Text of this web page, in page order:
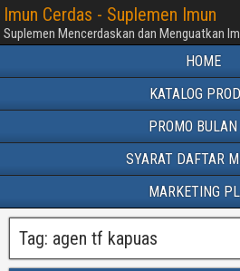
Imun Cerdas - Suplemen Imun
Suplemen Mencerdaskan dan Menguatkan
HOME
KATALOG
PROMO
SYARAT DAFTAR
MARKETING
Tag: agen tf kapuas